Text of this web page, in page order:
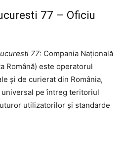
77 – Oficiu
77: Compania Națională
Română) este operatorul
și de curierat din România,
pe întreg teritoriul
utilizatorilor și standarde